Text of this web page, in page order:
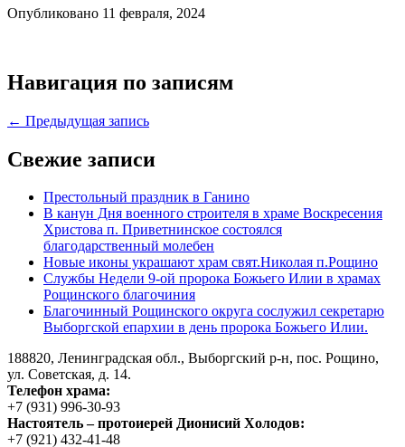
Опубликовано 11 февраля, 2024
Навигация по записям
← Предыдущая запись
Свежие записи
Престольный праздник в Ганино
В канун Дня военного строителя в храме Воскресения
Христова п. Приветнинское состоялся
благодарственный молебен
Новые иконы украшают храм свят.Николая п.Рощино
Службы Недели 9-ой пророка Божьего Илии в храмах
Рощинского благочиния
Благочинный Рощинского округа сослужил секретарю
Выборгской епархии в день пророка Божьего Илии.
188820, Ленинградская обл., Выборгский р-н, пос. Рощино,
ул. Советская, д. 14.
Телефон храма:
+7 (931) 996-30-93
Настоятель – протоиерей Дионисий Холодов:
+7 (921) 432-41-48